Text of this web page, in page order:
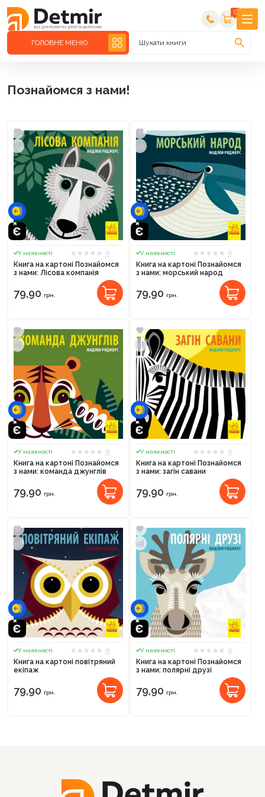
0
ГОЛОВНЕ МЕНЮ Шукати книги
Познайомся з нами!
У наявності
0
Книга на картоні Познайомся
з нами: Лісова компанія
79,90 грн.
У наявності
0
Книга на картоні Познайомся
з нами: морський народ
79,90 грн.
У наявності
0
Книга на картоні Познайомся
з нами: команда джунглів
79,90 грн.
У наявності
0
Книга на картоні Познайомся
з нами: загін савани
79,90 грн.
У наявності
0
Книга на картоні повітряний
екіпаж
79,90 грн.
У наявності
0
Книга на картоні Познайомся
з нами: полярні друзі
79,90 грн.
Оформити замовлення